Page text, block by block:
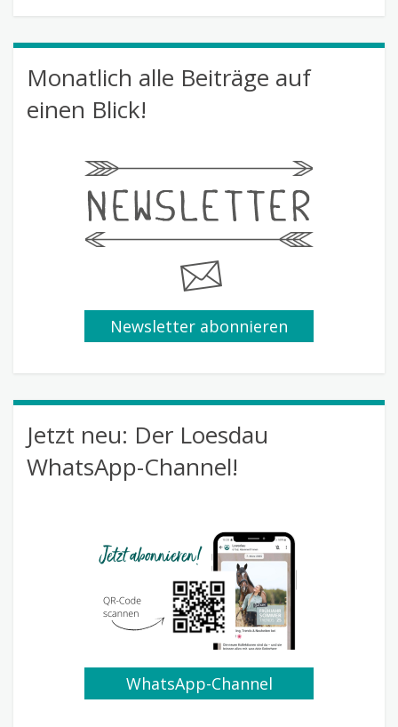
Monatlich alle Beiträge auf
einen Blick!
Newsletter abonnieren
Jetzt neu: Der Loesdau
WhatsApp-Channel!
WhatsApp-Channel